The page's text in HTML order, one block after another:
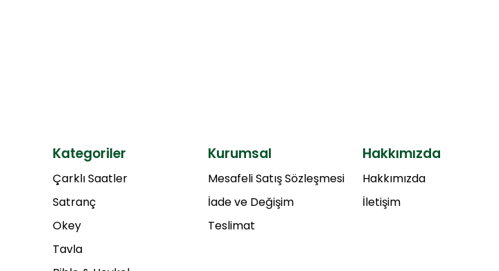
Kategoriler
Çarklı Saatler
Satranç
Okey
Tavla
Kurumsal
Mesafeli Satış Sözleşmesi
İade ve Değişim
Teslimat
Hakkımızda
Hakkımızda
İletişim